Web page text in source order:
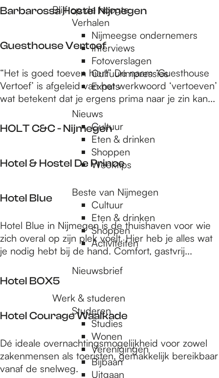
Blijf op de hoogte
Verhalen
Nijmeegse ondernemers
Interviews
Fotoverslagen
Cultuurimpressies
Expats
Nieuws
Cultuur
Eten & drinken
Shoppen
Weektips
Beste van Nijmegen
Cultuur
Eten & drinken
Shoppen
Activiteiten
Nieuwsbrief
Werk & studeren
Studeren
Studies
Wonen
Verenigingen
Bijbaan
Uitgaan
j
p
e
p
p
l
o
H
o
t
l
Barbarossa Hostel Nijmegen
a
b
a
r
s
H
t
l
N
i
m
e
Guesthouse Vertoef
G
u
e
t
h
u
V
r
t
o
f
“Het is goed toeven hier!” De naam ‘Guesthouse
Vertoef’ is afgeleid van het werkwoord ‘vertoeven’
wat betekent dat je ergens prima naar je zin kan...
HOLT C&C - Nijmegen
O
T
&
C
-
N
j
g
n
Hotel & Hostel De Prince
o
e
l
&
o
e
D
e
P
Hotel Blue
H
o
t
l
B
u
Hotel Blue in Nijmegen is de thuishaven voor wie
zich overal op zijn plek voelt. Hier heb je alles wat
je nodig hebt bij de hand. Comfort, gastvrij...
Hotel BOX5
o
e
l
B
Hotel Courage Waalkade
H
o
t
Dé ideale overnachtingsmogelijkheid voor zowel
zakenmensen als toeristen, gemakkelijk bereikbaar
vanaf de snelweg.